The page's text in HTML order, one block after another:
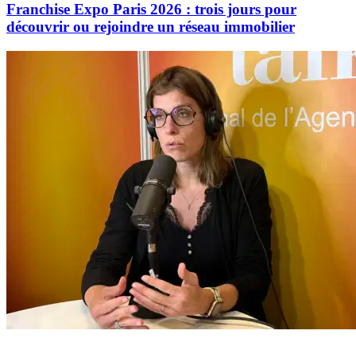
Franchise Expo Paris 2026 : trois jours pour
découvrir ou rejoindre un réseau immobilier